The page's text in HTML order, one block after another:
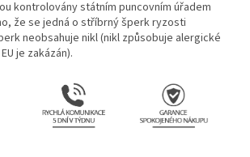
kontrolovány státním puncovním úřadem
že se jedná o stříbrný šperk ryzosti
neobsahuje nikl (nikl způsobuje alergické
je zakázán).